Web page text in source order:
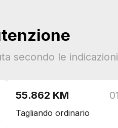
retrovisori
secondo le
55.862 KM
Tagliando ordinario